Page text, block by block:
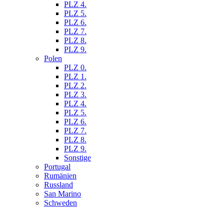
PLZ 4.
PLZ 5.
PLZ 6.
PLZ 7.
PLZ 8.
PLZ 9.
Polen
PLZ 0.
PLZ 1.
PLZ 2.
PLZ 3.
PLZ 4.
PLZ 5.
PLZ 6.
PLZ 7.
PLZ 8.
PLZ 9.
Sonstige
Portugal
Rumänien
Russland
San Marino
Schweden